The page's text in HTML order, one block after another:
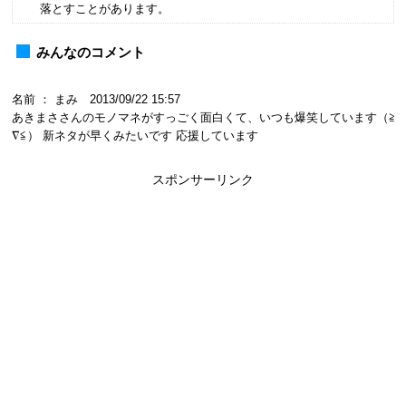
落とすことがあります。
みんなのコメント
名前 ： まみ 2013/09/22 15:57
あきまささんのモノマネがすっごく面白くて、いつも爆笑しています（≧
∇≦） 新ネタが早くみたいです 応援しています
スポンサーリンク